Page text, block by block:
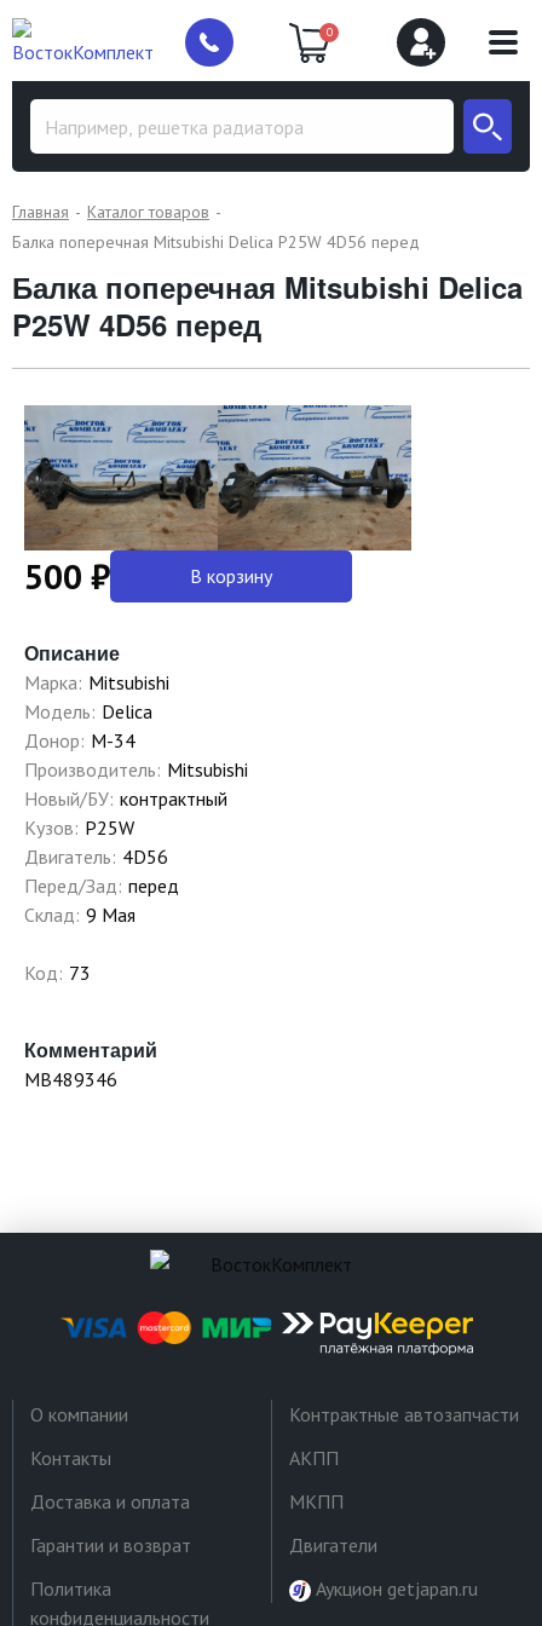
0
Главная
Каталог товаров
Балка поперечная Mitsubishi Delica P25W 4D56 перед
Балка поперечная Mitsubishi Delica
P25W 4D56 перед
500 ₽ В корзину
Описание
Марка: Mitsubishi
Модель: Delica
Донор: M-34
Производитель: Mitsubishi
Новый/БУ: контрактный
Кузов: P25W
Двигатель: 4D56
Перед/Зад: перед
Склад: 9 Мая
Код: 73
Комментарий
MB489346
О компании
Контакты
Доставка и оплата
Гарантии и возврат
Политика
конфиденциальности
Контрактные автозапчасти
АКПП
МКПП
Двигатели
Аукцион getjapan.ru